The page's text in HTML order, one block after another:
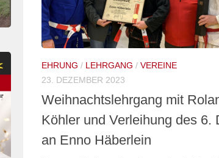
EHRUNG / LEHRGANG / VEREINE
23. DEZEMBER 2023
Weihnachtslehrgang mit
Köhler und Verleihung des 6.
an Enno Häberlein